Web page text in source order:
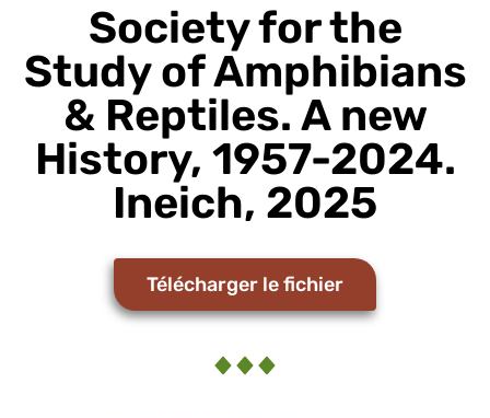
Society for the
Study of Amphibians
& Reptiles. A new
History, 1957-2024.
Ineich, 2025
Télécharger le fichier